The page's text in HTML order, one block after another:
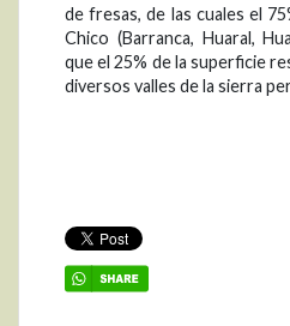
de fresas, de las cuales el
Chico (Barranca, Huaral,
que el 25% de la superficie
diversos valles de la sierra